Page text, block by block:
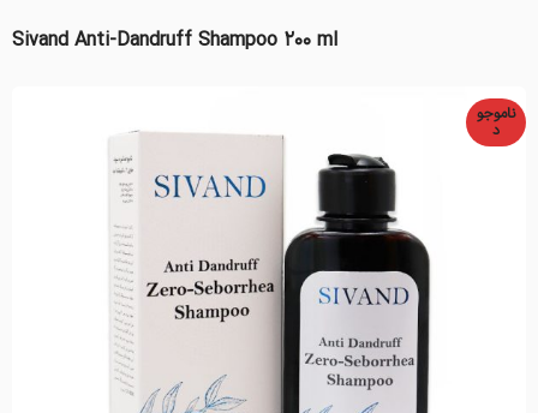
Sivand Anti-Dandruff Shampoo 200 ml
ناموجو
د